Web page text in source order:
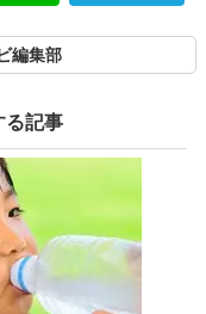
編集部
る記事